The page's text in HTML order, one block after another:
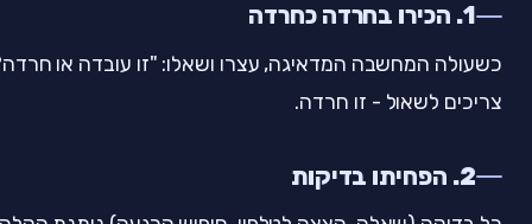
1. הכירו בחרדה כחרדה
כשעולה המחשבה המדאיגה, עצרו ושאלו: "זו עובדה או
צריכים לשאול - זו חרדה.
2. הפחיתו בדיקות